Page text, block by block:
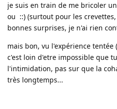
je suis en train de me bricoler
ou ::) (surtout pour les
bonnes surprises, je n'ai rien
mais bon, vu l'expérience tentée
c'est loin d'etre impossible que
l'intimidation, pas sur que la
très longtemps...